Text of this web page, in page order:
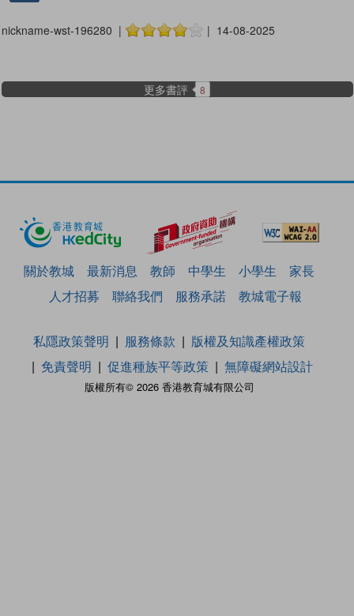
nickname-wst-196280 | | 14-08-2025
更多書評 8
關於教城 最新消息 教師 中學生 小學生
家長
人才招募
聯絡我們 服務承諾 教城電子報
版權所有© 2026 香港教育城有限公司
私隱政策聲明 服務條款
版權及知識產權政策
免責聲明
促進種族平等政策 無障礙網站設計